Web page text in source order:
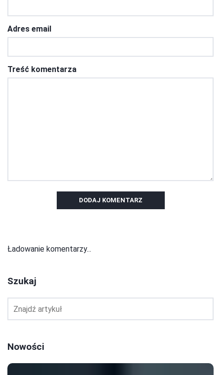
Adres email
Treść komentarza
DODAJ KOMENTARZ
Ładowanie komentarzy...
Szukaj
Nowości